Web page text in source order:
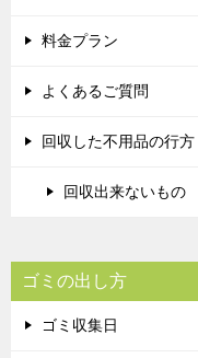
料金プラン
よくあるご質問
回収した不用品の行方
回収出来ないもの
ゴミの出し方
ゴミ収集日